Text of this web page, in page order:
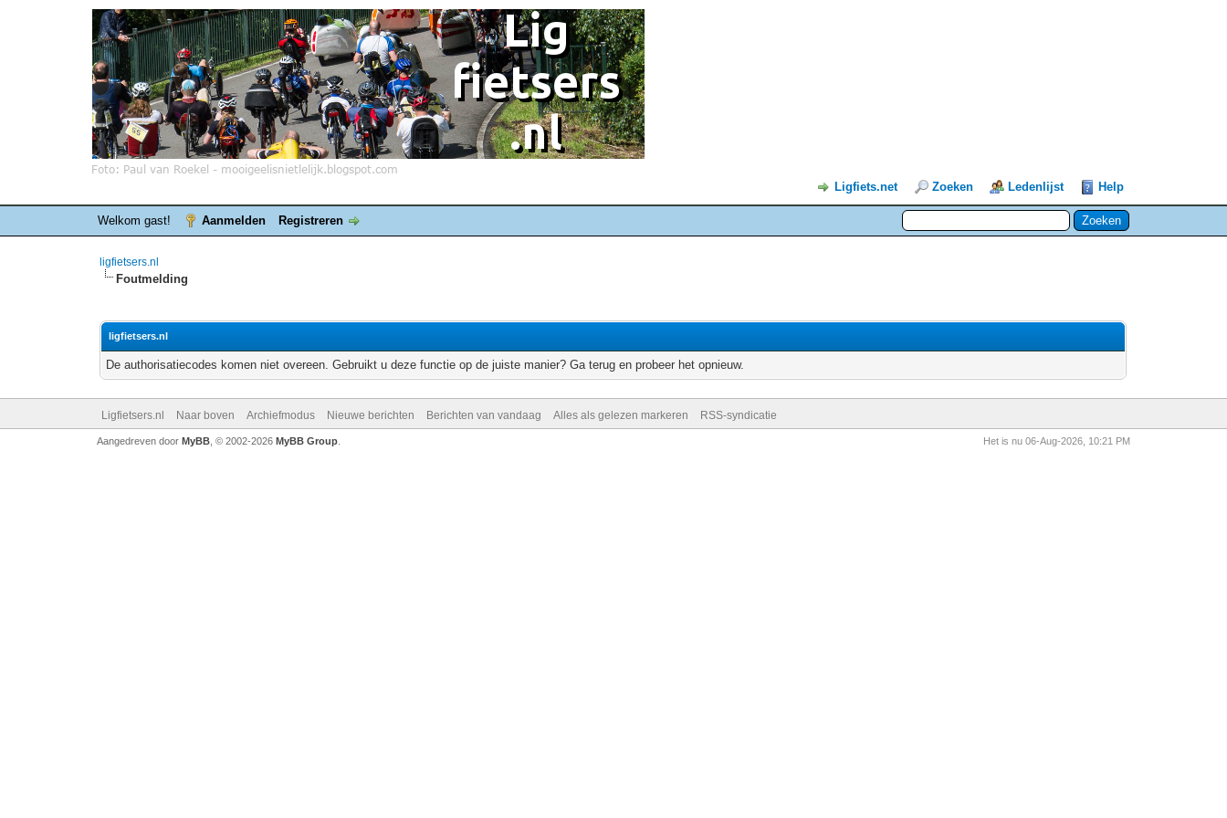
Ligfiets.net Zoeken Ledenlijst Help
Welkom gast! Aanmelden Registreren
ligfietsers.nl
Foutmelding
ligfietsers.nl
De authorisatiecodes komen niet overeen. Gebruikt u deze functie op de juiste manier? Ga terug en probeer het opnieuw.
Ligfietsers.nl Naar boven Archiefmodus Nieuwe berichten Berichten van vandaag Alles als gelezen markeren RSS-syndicatie
Het is nu 06-Aug-2026, 10:21 PM
Aangedreven door MyBB, © 2002-2026 MyBB Group.